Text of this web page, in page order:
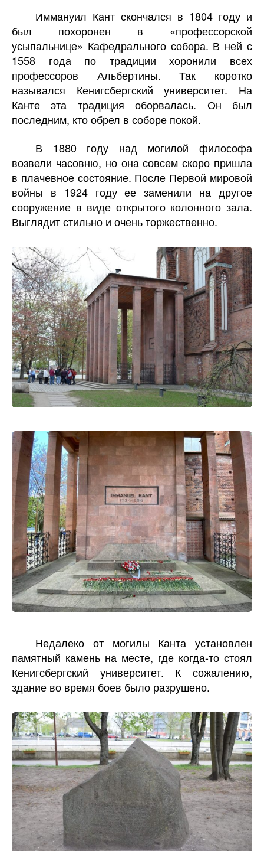
Иммануил Кант скончался в 1804 году и
был похоронен в «профессорской
усыпальнице» Кафедрального собора. В ней с
1558 года по традиции хоронили всех
профессоров Альбертины. Так коротко
назывался Кенигсбергский университет. На
Канте эта традиция оборвалась. Он был
последним, кто обрел в соборе покой.
В 1880 году над могилой философа
возвели часовню, но она совсем скоро пришла
в плачевное состояние. После Первой мировой
войны в 1924 году ее заменили на другое
сооружение в виде открытого колонного зала.
Выглядит стильно и очень торжественно.
Недалеко от могилы Канта установлен
памятный камень на месте, где когда-то стоял
Кенигсбергский университет. К сожалению,
здание во время боев было разрушено.